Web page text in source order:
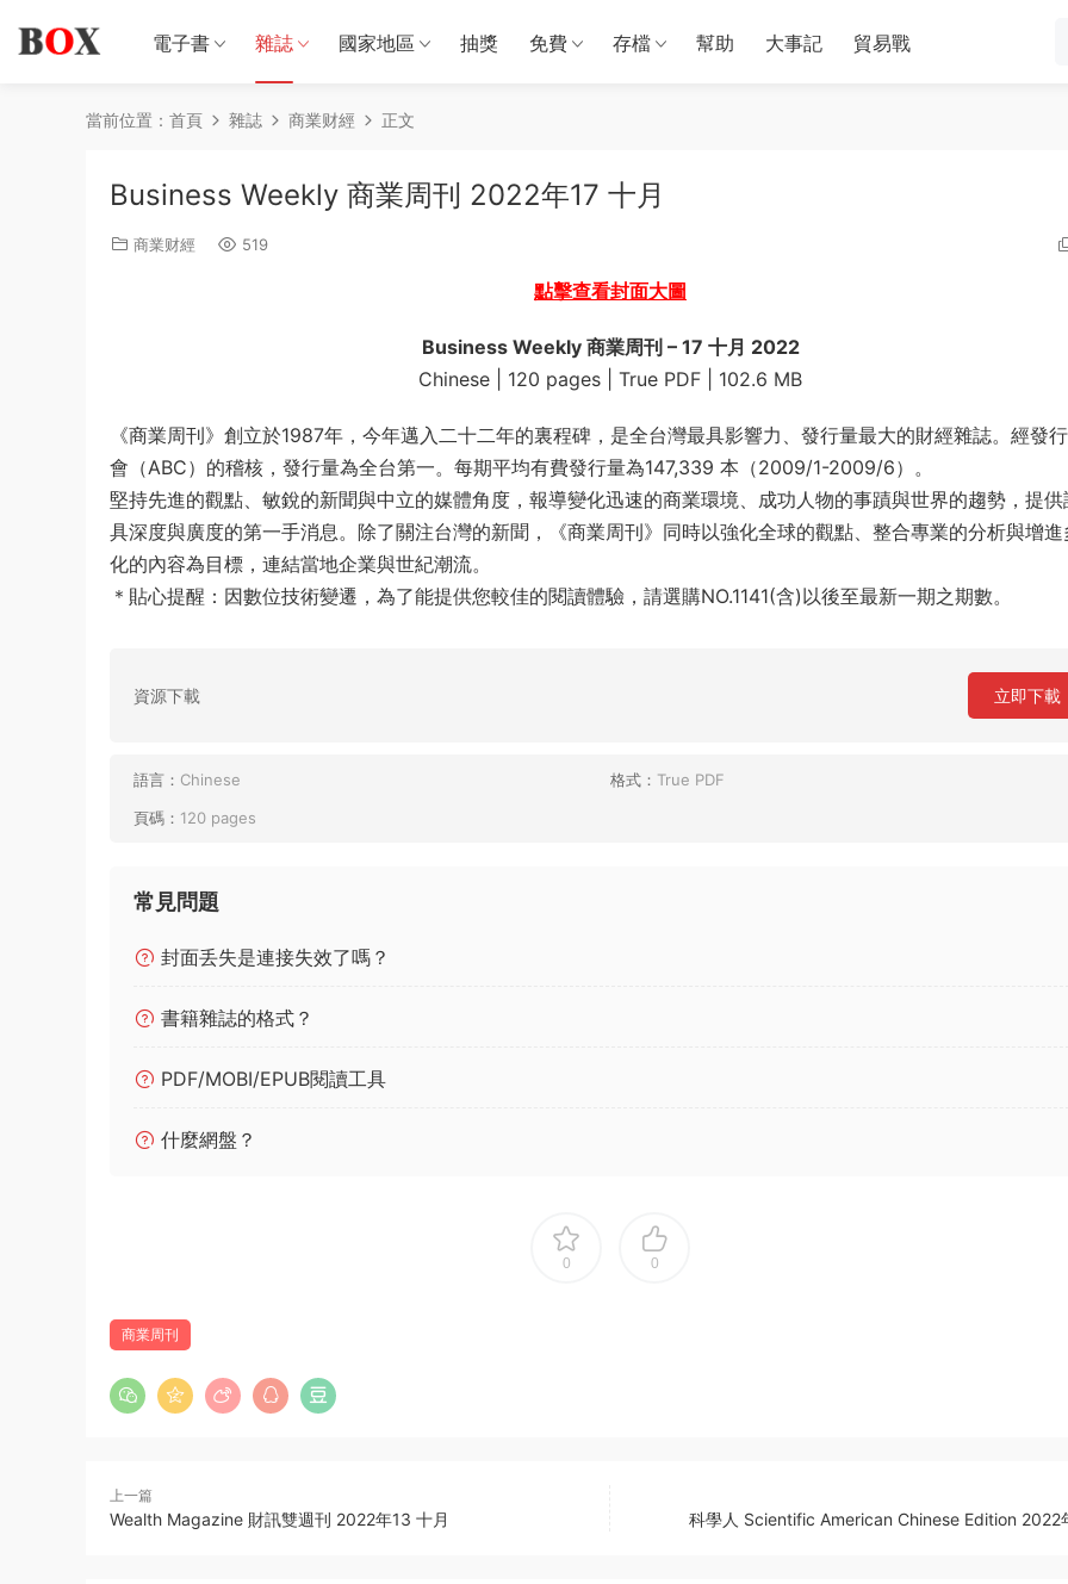
電子書 雜誌 國家地區 抽獎 免費 存檔 幫助 大事記 貿易戰
當前位置： 首頁 雜誌 商業财經 正文
Business Weekly 商業周刊 2022年17 十月
商業财經 519
點擊查看封面大圖
Business Weekly 商業周刊 – 17 十月 2022
Chinese | 120 pages | True PDF | 102.6 MB
《商業周刊》創立於1987年，今年邁入二十二年的裏程碑，是全台灣最具影響力、發行量最大的財經雜誌。經發
會（ABC）的稽核，發行量為全台第一。每期平均有費發行量為147,339 本（2009/1-2009/6）。
堅持先進的觀點、敏銳的新聞與中立的媒體角度，報導變化迅速的商業環境、成功人物的事蹟與世界的趨勢，提供
具深度與廣度的第一手消息。除了關注台灣的新聞，《商業周刊》同時以強化全球的觀點、整合專業的分析與增進
化的內容為目標，連結當地企業與世紀潮流。
＊貼心提醒：因數位技術變遷，為了能提供您較佳的閱讀體驗，請選購NO.1141(含)以後至最新一期之期數。
資源下載 立即下載
語言： Chinese 格式： True PDF
頁碼： 120 pages
常見問題
封面丢失是連接失效了嗎？
書籍雜誌的格式？
PDF/MOBI/EPUB閱讀工具
什麼網盤？
0 0
商業周刊
上一篇
Wealth Magazine 財訊雙週刊 2022年13 十月 科學人 Scientific American Chinese Edition 2022